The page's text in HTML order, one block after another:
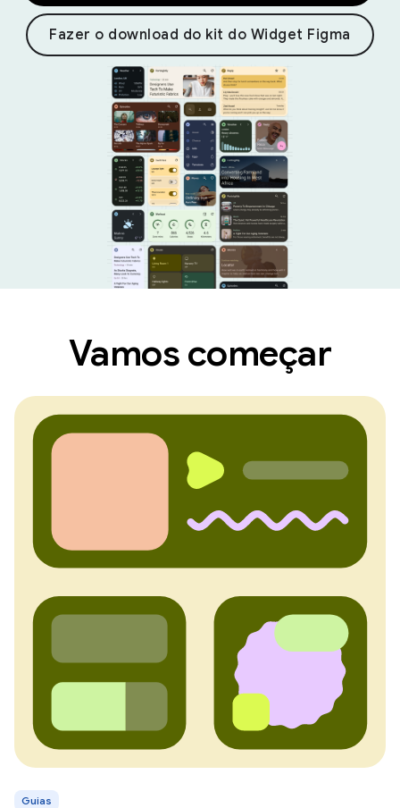
Fazer o download do kit do Widget Figma
Vamos começar
Guias